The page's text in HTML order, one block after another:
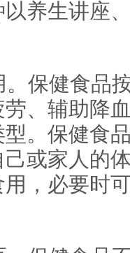
养生讲座
健食品按
、辅助降
。保健食
或家人的
，必要时